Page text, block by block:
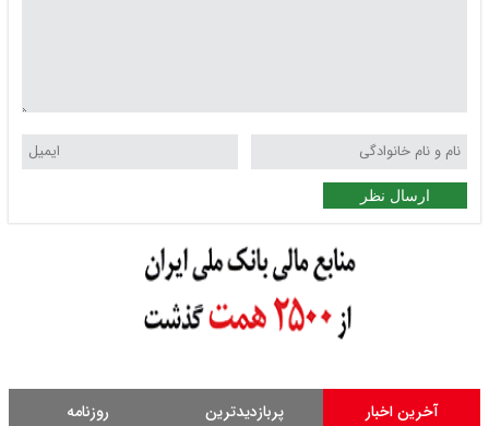
ارسال نظر
آخرین اخبار پربازدیدترین روزنامه